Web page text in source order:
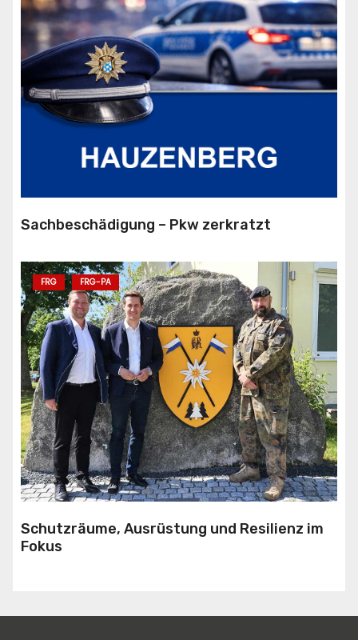
Sachbeschädigung – Pkw zerkratzt
FRG FRG-PA
Schutzräume, Ausrüstung und Resilienz im
Fokus